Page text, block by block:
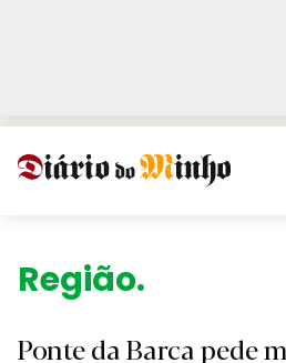
Região.
Ponte da Barca pede